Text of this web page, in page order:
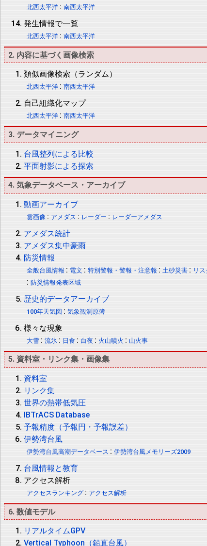
北西太平洋 :南西太平洋
発生情報で一覧
北西太平洋 :南西太平洋
2. 内容に基づく画像検索
類似画像検索（ランダム）
北西太平洋 :南西太平洋
自己組織化マップ
北西太平洋 :南西太平洋
3. データマイニング
台風整列による比較
平面射影による探索
4. 気象データベース・アーカイブ
動画アーカイブ
雲画像 : アメダス : レーダー : レーダーアメダス
アメダス統計
アメダス集中豪雨
防災情報
全般台風情報 : 電文 :特別警報・警報・注意報 : 土砂災害 : リ
:防災情報発表区域
歴史的データアーカイブ
100年天気図 :気象観測原簿
様々な現象
大雪 :流氷 : 日食 : 白夜 : 火山噴火 : 山火事
5. 資料室・リンク集・画像集
資料室
リンク集
世界の熱帯低気圧
IBTrACS Database
予報精度（予報円・予報誤差）
伊勢湾台風
伊勢湾台風高潮データベース :伊勢湾台風メモリーズ2009
台風情報と教育
アクセス解析
アクセスランキング : アクセス解析
6. 数値モデル
リアルタイムGPV
Vertical Typhoon（鉛直台風）